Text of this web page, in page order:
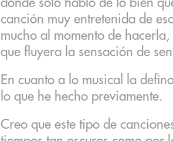
donde sólo hablo de lo bien
canción muy entretenida de
mucho al momento de
que fluyera la sensación de
En cuanto a lo musical la
lo que he hecho previamente.
Creo que este tipo de